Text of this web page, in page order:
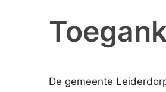
De gemeente